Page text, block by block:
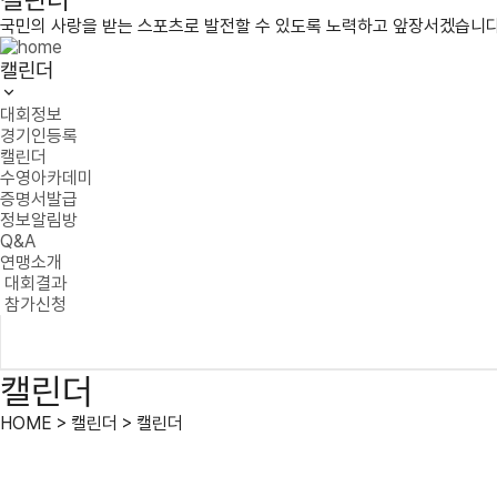
국민의 사랑을 받는 스포츠로 발전할 수 있도록 노력하고 앞장서겠습니
캘린더
대회정보
경기인등록
캘린더
수영아카데미
증명서발급
정보알림방
Q&A
연맹소개
대회결과
참가신청
캘린더
HOME > 캘린더 > 캘린더